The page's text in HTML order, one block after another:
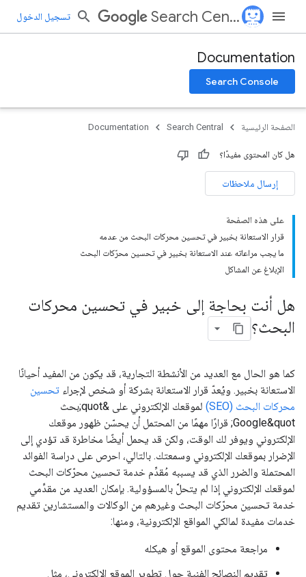
Search Central تسجيل الدخول
Documentation
Search Console
الصفحة الرئيسية Search Central
Documentation
هل كان المحتوى مفيدًا؟
إرسال ملاحظات
على هذه الصفحة
قرار الاستعانة بخبير في تحسين محركات البحث من عدمه
ما يجب مراعاته عند الاستعانة بخبير في تحسين محرّكات البحث
الإبلاغ عن المشاكل
هل أنت بحاجة إلى خبير في تحسين محركات
البحث؟
كما هو الحال مع العديد من الأنشطة التجارية، قد يكون من المفيد أحيانًا
الاستعانة بخبير. ويُعدّ قرار الاستعانة بشركة أو شخص لإجراء تحسين
محركات البحث (SEO)
لموقعك الإلكتروني على &quot;بحث
Google&quot; قرارًا مهمًا من المحتمل أن يحسّن ظهور موقعك
الإلكتروني ويوفر لك الوقت، ولكن قد يحمل أيضًا مخاطرة قد تؤدي إلى
الإضرار بموقعك الإلكتروني وسمعتك. بالتالي، احرص على دراسة الفوائد
المحتملة والضرر الذي قد يسببه مُقدِّم خدمة تحسين محرّكات البحث
لموقعك الإلكتروني إذا لم يتحلَّ بالمسؤولية. بإمكان العديد من مقدِّمي
خدمة تحسين محرّكات البحث وغيرهم من الوكالات والمستشارين تقديم
خدمات مفيدة لمالكي المواقع الإلكترونية، ومنها:
مراجعة محتوى الموقع أو هيكله
تقديم النصائح الفنية حول تطوير الموقع الإلكتروني، مثل